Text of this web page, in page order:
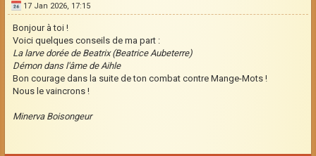
17 Jan 2026, 17:15
Bonjour à toi !
Voici quelques conseils de ma part :
La larve dorée de Beatrix (Beatrice Aubeterre)
Démon dans l'âme de Aihle
Bon courage dans la suite de ton combat contre Mange-Mots !
Nous le vaincrons !
Minerva Boisongeur